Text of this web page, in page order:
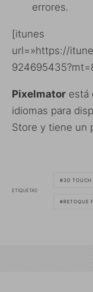
errores.
[itunes
url=»https://
Pixelmator está
idiomas para
Store y tiene un
ETIQUETAS
3D TOUCH
RETOQUE